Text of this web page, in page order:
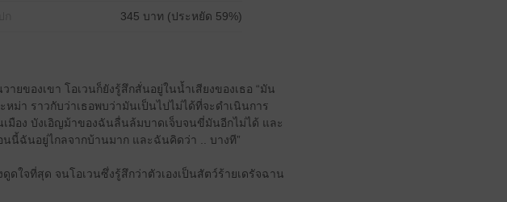
345 บาท (ประหยัด 59%)
ยของเขา โอเวนก็ยังรู้สึกสั่นอยู่ในน้ำเสียงของเธอ “มัน
ม่า ราวกับว่าเธอพบว่ามันเป็นไปไม่ได้ที่จะดำเนินการ
มือง บังเอิญม้าของฉันลื่นล้มบาดเจ็บจนขี่มันอีกไม่ได้ และ
นี้ฉันอยู่ไกลจากบ้านมาก และฉันคิดว่า .. บางที”
ใจที่สุด จนโอเวนซึ่งรู้สึกว่าตัวเองเป็นสัตว์ร้ายเดรัจฉาน